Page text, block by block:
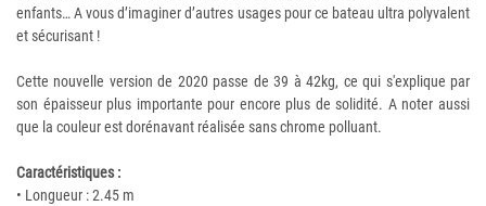
enfants… A vous d’imaginer d’autres usages pour ce bateau ultra polyvalent
et sécurisant !
Cette nouvelle version de 2020 passe de 39 à 42kg, ce qui s'explique par
son épaisseur plus importante pour encore plus de solidité. A noter aussi
que la couleur est dorénavant réalisée sans chrome polluant.
Caractéristiques :
• Longueur : 2.45 m